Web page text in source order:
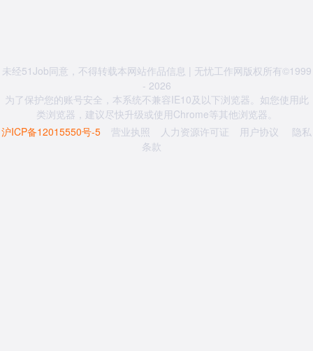
未经51Job同意，不得转载本网站作品信息 | 无忧工作网版权所有©1999
- 2026
为了保护您的账号安全，本系统不兼容IE10及以下浏览器。如您使用此
类浏览器，建议尽快升级或使用Chrome等其他浏览器。
沪ICP备12015550号-5
营业执照 人力资源许可证 用户协议
隐私
条款